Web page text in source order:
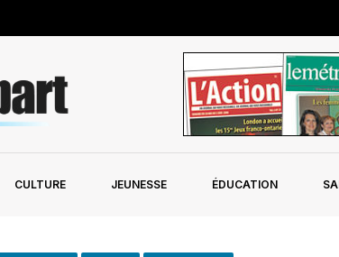
CULTURE JEUNESSE ÉDUCATION